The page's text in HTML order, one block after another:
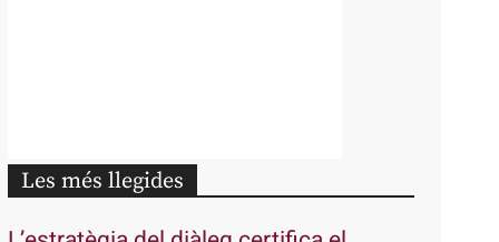
Les més llegides